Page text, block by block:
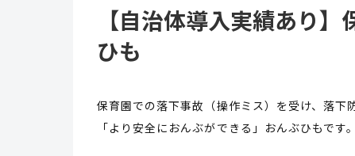
【自治体導入実績あり
ひも
保育園での落下事故（操作ミス）を受け、落下
「より安全におんぶができる」おんぶひもです。